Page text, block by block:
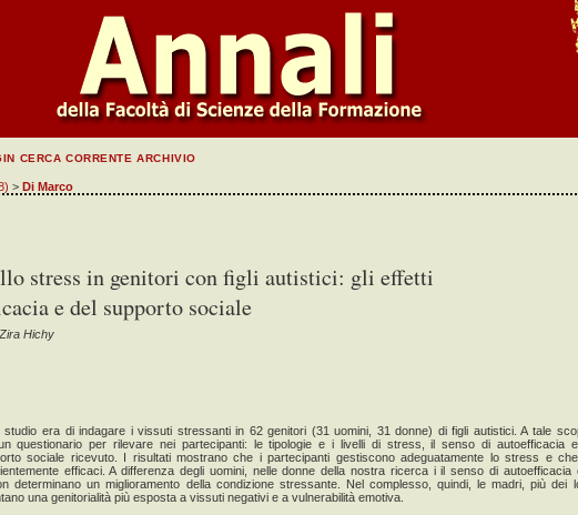
CERCA CORRENTE ARCHIVIO
> Di Marco
stress in genitori con figli autistici: gli effetti
e del supporto sociale
Hichy
studio era di indagare i vissuti stressanti in 62 genitori (31 uomini, 31 donne) di figli autistici. A tale
questionario per rilevare nei partecipanti: le tipologie e i livelli di stress, il senso di autoefficacia
sociale ricevuto. I risultati mostrano che i partecipanti gestiscono adeguatamente lo stress e
efficaci. A differenza degli uomini, nelle donne della nostra ricerca i il senso di autoefficacia
determinano un miglioramento della condizione stressante. Nel complesso, quindi, le madri, più dei
una genitorialità più esposta a vissuti negativi e a vulnerabilità emotiva.